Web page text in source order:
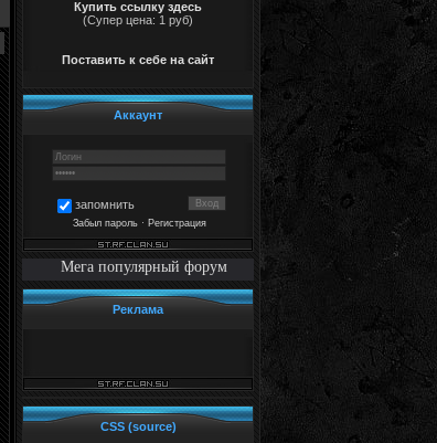
Купить ссылку здесь
(Супер цена: 1 руб)
Поставить к себе на сайт
Аккаунт
запомнить
Забыл пароль· Регистрация
Мега популярный форум
Реклама
CSS (source)